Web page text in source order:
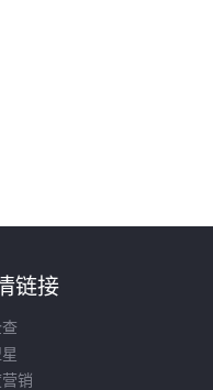
，通过
放置在原厂包装内。重新
方案：先根据应用场景确
链接
销